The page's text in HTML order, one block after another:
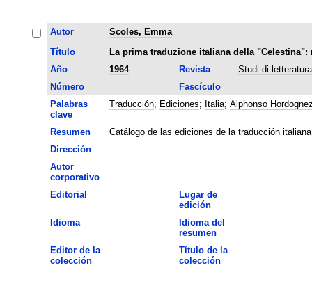
Autor
Scoles, Emma
Título
La prima traduzione italiana della
Año
1964 Revista
Studi di
Número
Fascículo
Palabras
clave
Traducción; Ediciones; Italia; Alphonso
Resumen
Catálogo de las ediciones de la traducción
Dirección
Autor
corporativo
Editorial
Lugar de
edición
Idioma
Idioma del
resumen
Editor de la
colección
Título de la
colección